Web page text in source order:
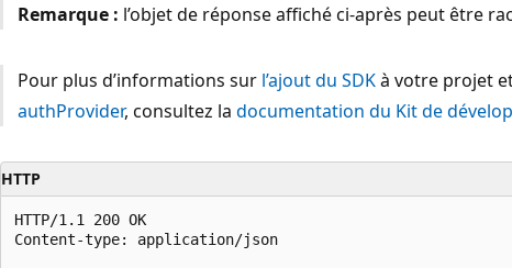
Remarque : l’objet de réponse affiché ci-après peut être
Pour plus d’informations sur l’ajout du SDKà votre projet
authProvider, consultez la documentation du Kit de
HTTP
HTTP/1.1 200 OK
Content-type: application/json